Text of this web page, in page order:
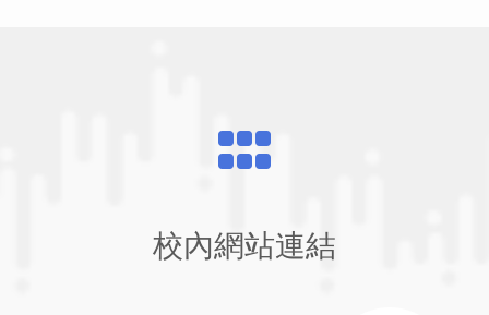
校內網站連結